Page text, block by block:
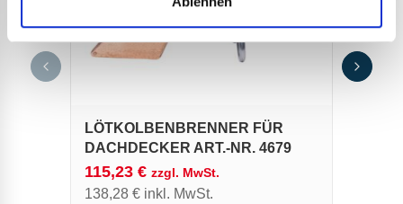
LÖTKOLBENBRENNER FÜR
DACHDECKER ART.-NR. 4679
115,23 € zzgl. MwSt.
138,28 € inkl. MwSt.
SET